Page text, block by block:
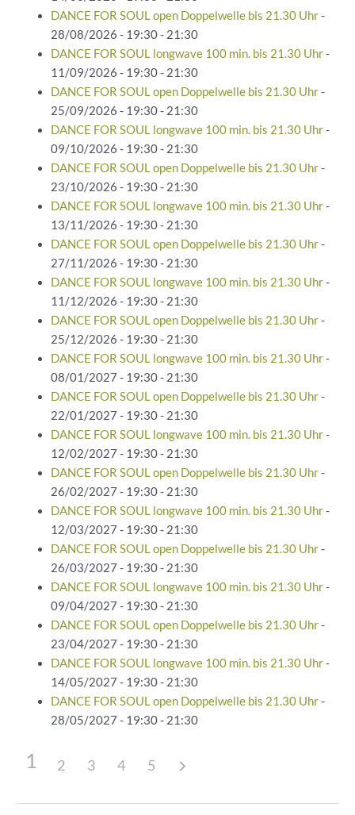
DANCE FOR SOUL open Doppelwelle bis 21.30 Uhr-
28/08/2026 - 19:30 - 21:30
DANCE FOR SOUL longwave 100 min. bis 21.30 Uhr-
11/09/2026 - 19:30 - 21:30
DANCE FOR SOUL open Doppelwelle bis 21.30 Uhr-
25/09/2026 - 19:30 - 21:30
DANCE FOR SOUL longwave 100 min. bis 21.30 Uhr-
09/10/2026 - 19:30 - 21:30
DANCE FOR SOUL open Doppelwelle bis 21.30 Uhr-
23/10/2026 - 19:30 - 21:30
DANCE FOR SOUL longwave 100 min. bis 21.30 Uhr-
13/11/2026 - 19:30 - 21:30
DANCE FOR SOUL open Doppelwelle bis 21.30 Uhr-
27/11/2026 - 19:30 - 21:30
DANCE FOR SOUL longwave 100 min. bis 21.30 Uhr-
11/12/2026 - 19:30 - 21:30
DANCE FOR SOUL open Doppelwelle bis 21.30 Uhr-
25/12/2026 - 19:30 - 21:30
DANCE FOR SOUL longwave 100 min. bis 21.30 Uhr-
08/01/2027 - 19:30 - 21:30
DANCE FOR SOUL open Doppelwelle bis 21.30 Uhr-
22/01/2027 - 19:30 - 21:30
DANCE FOR SOUL longwave 100 min. bis 21.30 Uhr-
12/02/2027 - 19:30 - 21:30
DANCE FOR SOUL open Doppelwelle bis 21.30 Uhr-
26/02/2027 - 19:30 - 21:30
DANCE FOR SOUL longwave 100 min. bis 21.30 Uhr-
12/03/2027 - 19:30 - 21:30
DANCE FOR SOUL open Doppelwelle bis 21.30 Uhr-
26/03/2027 - 19:30 - 21:30
DANCE FOR SOUL longwave 100 min. bis 21.30 Uhr-
09/04/2027 - 19:30 - 21:30
DANCE FOR SOUL open Doppelwelle bis 21.30 Uhr-
23/04/2027 - 19:30 - 21:30
DANCE FOR SOUL longwave 100 min. bis 21.30 Uhr-
14/05/2027 - 19:30 - 21:30
DANCE FOR SOUL open Doppelwelle bis 21.30 Uhr-
28/05/2027 - 19:30 - 21:30
1 2 3 4 5